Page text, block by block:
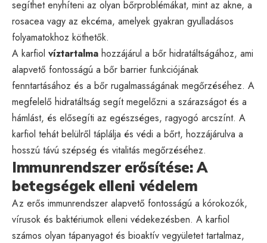
segíthet enyhíteni az olyan bőrproblémákat, mint az akne, a
rosacea vagy az ekcéma, amelyek gyakran gyulladásos
folyamatokhoz köthetők.
A karfiol víztartalma hozzájárul a bőr hidratáltságához, ami
alapvető fontosságú a bőr barrier funkciójának
fenntartásához és a bőr rugalmasságának megőrzéséhez. A
megfelelő hidratáltság segít megelőzni a szárazságot és a
hámlást, és elősegíti az egészséges, ragyogó arcszínt. A
karfiol tehát belülről táplálja és védi a bőrt, hozzájárulva a
hosszú távú szépség és vitalitás megőrzéséhez.
Immunrendszer erősítése: A
betegségek elleni védelem
Az erős immunrendszer alapvető fontosságú a kórokozók,
vírusok és baktériumok elleni védekezésben. A karfiol
számos olyan tápanyagot és bioaktív vegyületet tartalmaz,